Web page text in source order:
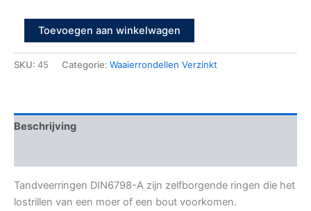
Toevoegen aan winkelwagen
SKU: 45 Categorie: Waaierrondellen Verzinkt
Beschrijving
Tandveerringen DIN6798-A zijn zelfborgende ringen die het
lostrillen van een moer of een bout voorkomen.